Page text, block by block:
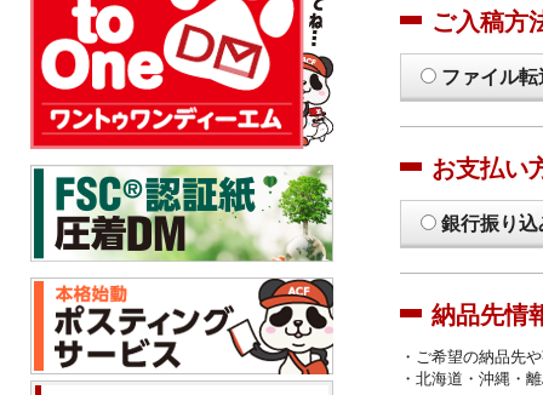
ご入稿方
ファイル
お支払い
銀行振り込
納品先情
・ご希望の納品先
・北海道・沖縄・